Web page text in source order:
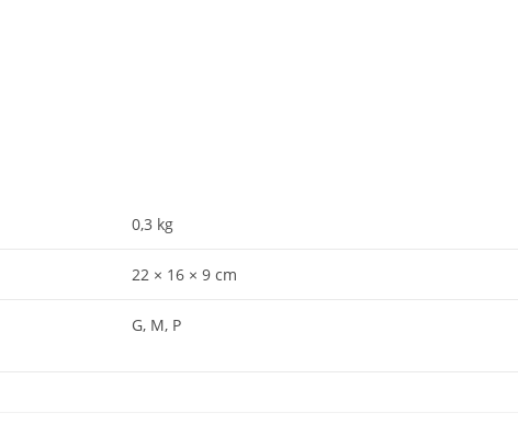
0,3 kg
22 × 16 × 9 cm
G, M, P